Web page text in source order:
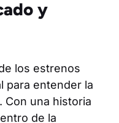
y
los estrenos
para entender la
Con una historia
de la